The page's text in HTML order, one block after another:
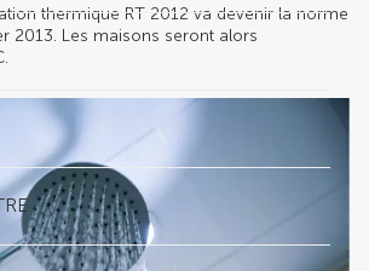
thermique RT 2012 va devenir la norme
2013. Les maisons seront alors